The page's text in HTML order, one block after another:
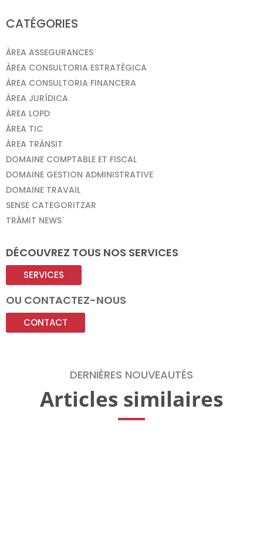
CATÉGORIES
ÀREA ASSEGURANCES
ÀREA CONSULTORIA ESTRATÈGICA
ÀREA CONSULTORIA FINANCERA
ÀREA JURÍDICA
ÀREA LOPD
ÁREA TIC
ÀREA TRÀNSIT
DOMAINE COMPTABLE ET FISCAL
DOMAINE GESTION ADMINISTRATIVE
DOMAINE TRAVAIL
SENSE CATEGORITZAR
TRÀMIT NEWS
DÉCOUVREZ TOUS NOS SERVICES
SERVICES
OU CONTACTEZ-NOUS
CONTACT
DERNIÈRES NOUVEAUTÉS
Articles similaires